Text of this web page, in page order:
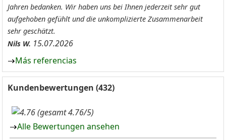
Jahren bedanken. Wir haben uns bei Ihnen jederzeit sehr gut
aufgehoben gefühlt und die unkomplizierte Zusammenarbeit
sehr geschätzt.
Nils W. 15.07.2026
Más referencias
Kundenbewertungen (432)
(gesamt 4.76/5)
Alle Bewertungen ansehen